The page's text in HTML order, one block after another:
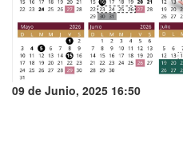
09 de Junio, 2025 16:50